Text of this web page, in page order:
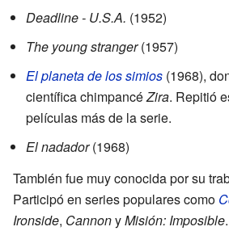
Deadline - U.S.A. (1952)
The young stranger(1957)
El planeta de los simios (1968),
científica chimpancéZira. Repitió
películas más de la serie.
El nadador(1968)
También fue muy conocida por su
Participó en series populares como
Ironside, CannonyMisión: Imposible